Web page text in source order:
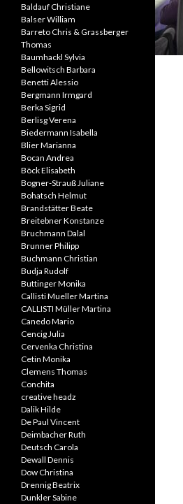
Baldauf Christiane
Balser William
Barreto Chris & Grassberger
Thomas
Baumhackl Sylvia
Bellowitsch Barbara
Benetti Alessio
Bergmann Irmgard
Berka Sigrid
Berlisg Verena
Biedermann Isabella
Blier Marianna
Bocan Andrea
Böck Elisabeth
Bogner-Strauß Juliane
Bohatsch Helmut
Brandstätter Beate
Breitebner Konstanze
Bruchmann Dalal
Brunner Philipp
Buchmann Christian
Budja Rudolf
Buttinger Monika
Callisti Mueller Martina
CALLISTI Müller Martina
Canedo Mario
Cencig Julia
Cervenka Christina
Cetin Monika
Clemens Thomas
Conchita
creative headz
Dalik Hilde
De Paul Vincent
Deimbacher Ruth
Deutsch Carola
Dewall Dennis
Dow Christina
Drennig Beatrix
Dunkler Sabine